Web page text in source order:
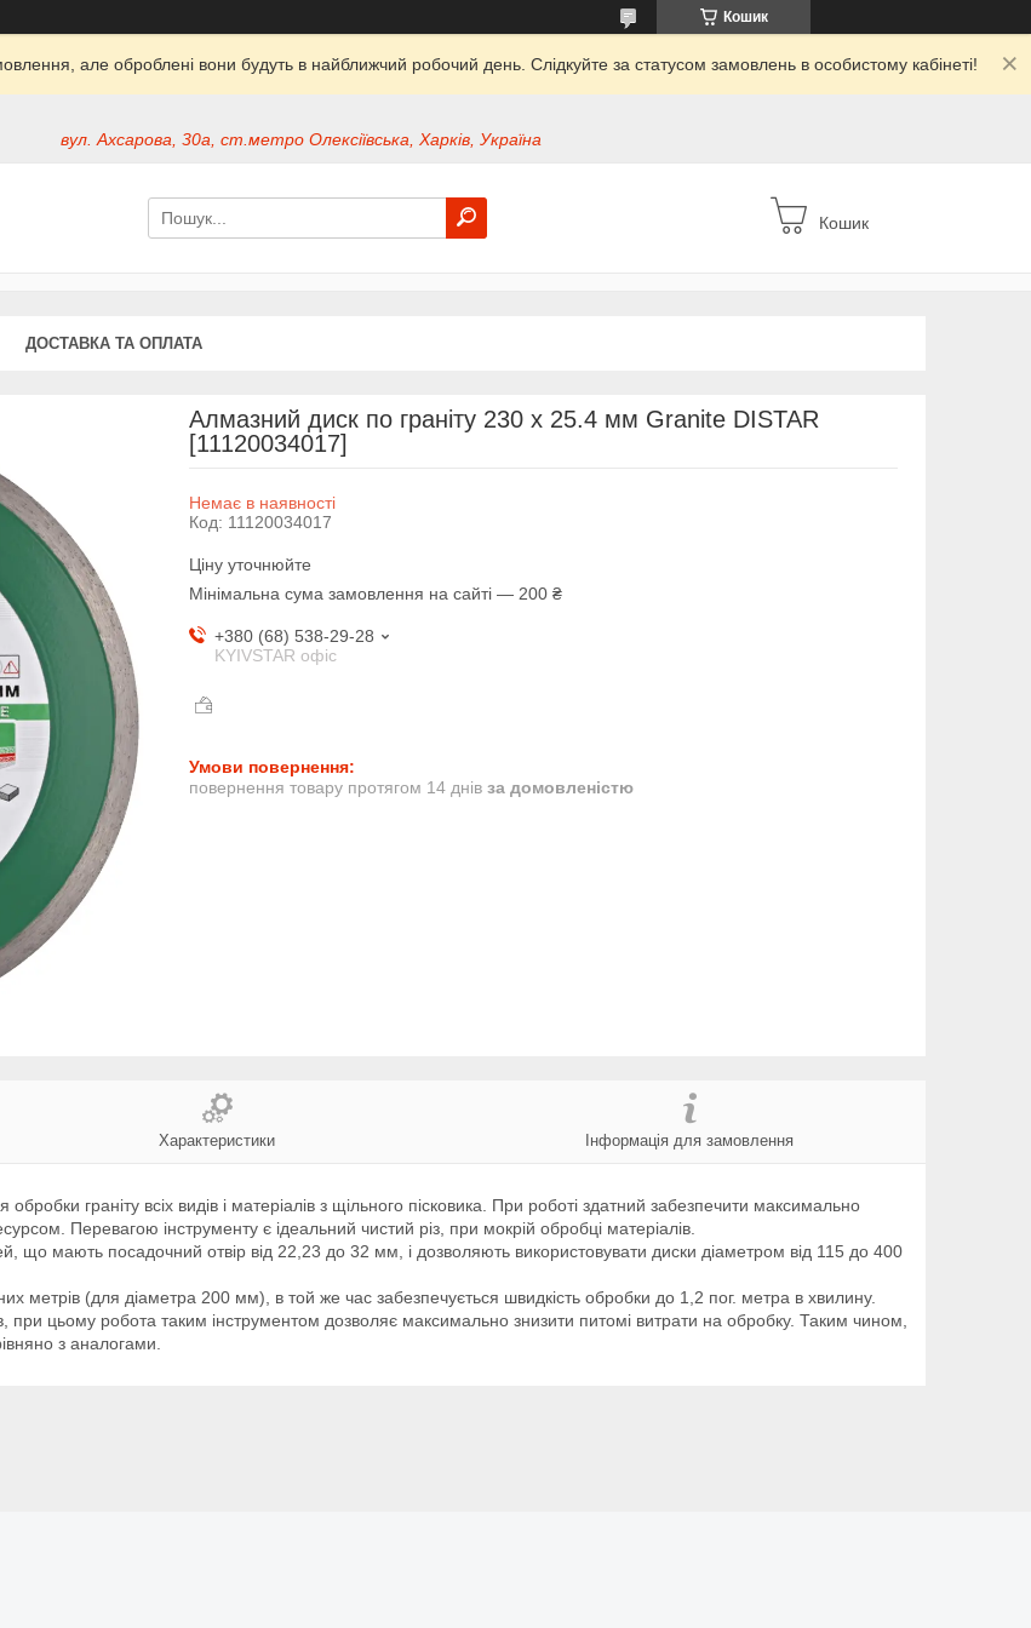
Кошик
але оброблені вони будуть в найближчий робочий день. Слідкуйте за статусом замовлень в особистому кабінеті!
вул. Ахсарова, 30а, ст.метро Олексіївська, Харків, Україна
Кошик
ДОСТАВКА ТА ОПЛАТА
Алмазний диск по граніту 230 x 25.4 мм Granite DISTAR
[11120034017]
Немає в наявності
Код: 11120034017
Ціну уточнюйте
Мінімальна сума замовлення на сайті — 200 ₴
+380 (68) 538-29-28
KYIVSTAR офіс
повернення товару протягом 14 днів за домовленістю
Характеристики Інформація для замовлення
граніту всіх видів і матеріалів з щільного пісковика. При роботі здатний забезпечити максимально
Перевагою інструменту є ідеальний чистий різ, при мокрій обробці матеріалів.
що мають посадочний отвір від 22,23 до 32 мм, і дозволяють використовувати диски діаметром від 115 до 400
метрів (для діаметра 200 мм), в той же час забезпечується швидкість обробки до 1,2 пог. метра в хвилину.
при цьому робота таким інструментом дозволяє максимально знизити питомі витрати на обробку. Таким чином,
з аналогами.